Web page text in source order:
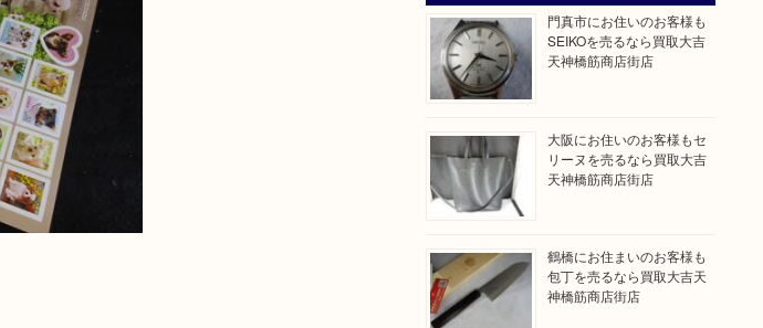
門真市にお住いのお客様も
SEIKOを売るなら買取大吉
天神橋筋商店街店
大阪にお住いのお客様もセ
リーヌを売るなら買取大吉
天神橋筋商店街店
鶴橋にお住まいのお客様も
包丁を売るなら買取大吉天
神橋筋商店街店